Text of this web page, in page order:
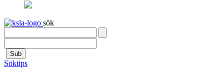
sök
Sub
Söktips